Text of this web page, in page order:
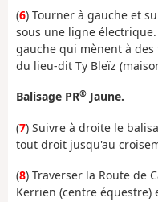
(6) Tourner à gauche et
sous une ligne
gauche qui mènent à
du lieu-dit Ty Bleïz
Balisage PR® Jaune.
(7) Suivre à droite le
tout droit jusqu'au
(8) Traverser la Route de
Kerrien (centre